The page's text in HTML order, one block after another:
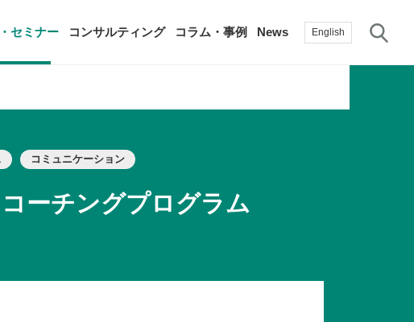
English
セミナー コンサルティング コラム・事例 News
生産性新聞
綱領・宣言集
・提言
自治体に関する調査研究・提言
その他の調査研究・提言
採用情報
書籍
業内研修）
コミュニケーション
ーチングプログラム